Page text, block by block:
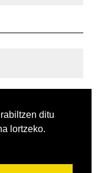
ditu
lortzeko.